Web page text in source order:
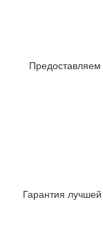
Предоставляем
Гарантия